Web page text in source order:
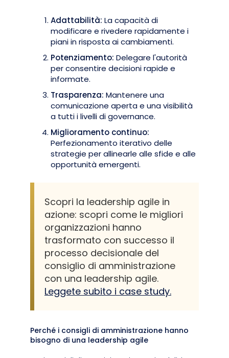
Adattabilità: La capacità di
modificare e rivedere rapidamente i
piani in risposta ai cambiamenti.
Potenziamento: Delegare l'autorità
per consentire decisioni rapide e
informate.
Trasparenza: Mantenere una
comunicazione aperta e una visibilità
a tutti i livelli di governance.
Miglioramento continuo:
Perfezionamento iterativo delle
strategie per allinearle alle sfide e alle
opportunità emergenti.
Scopri la leadership agile in
azione: scopri come le migliori
organizzazioni hanno
trasformato con successo il
processo decisionale del
consiglio di amministrazione
con una leadership agile.
Leggete subito i case study.
Perché i consigli di amministrazione hanno
bisogno di una leadership agile